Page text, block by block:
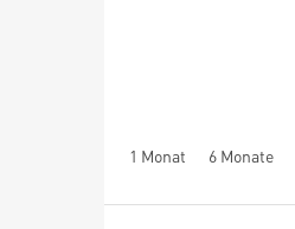
1 Monat 6 Monate
seit Beginn